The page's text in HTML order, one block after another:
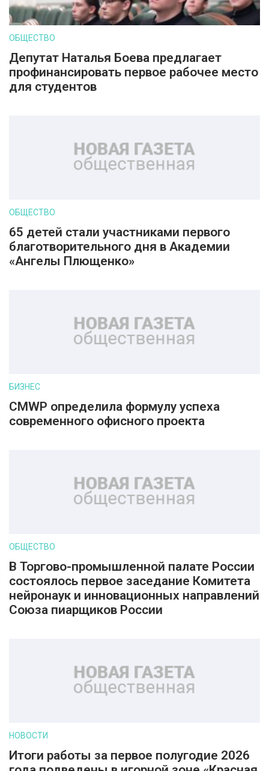
ОБЩЕСТВО
Депутат Наталья Боева предлагает
профинансировать первое рабочее место
для студентов
ОБЩЕСТВО
65 детей стали участниками первого
благотворительного дня в Академии
«Ангелы Плющенко»
БИЗНЕС
CMWP определила формулу успеха
современного офисного проекта
ОБЩЕСТВО
В Торгово-промышленной палате России
состоялось первое заседание Комитета
нейронаук и инновационных направлений
Союза пиарщиков России
НОВОСТИ
Итоги работы за первое полугодие 2026